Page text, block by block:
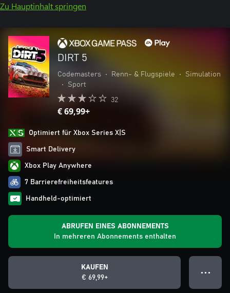
Zu Hauptinhalt springen
DIRT 5
Codemasters • Renn- & Flugspiele •
Simulation
•
Sport
32
€ 69,99+
Optimiert für Xbox Series X|S
Smart Delivery
Xbox Play Anywhere
7 Barrierefreiheitsfeatures
Handheld-optimiert
ABRUFEN EINES ABONNEMENTS
In mehreren Abonnements enthalten
KAUFEN
€ 69,99+
● ● ●